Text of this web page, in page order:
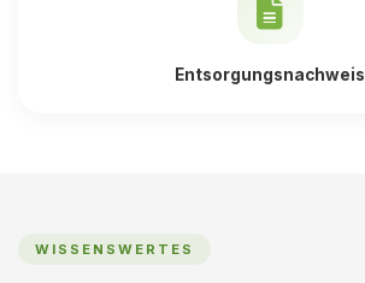
Entsorgungsnachweis
WISSENSWERTES